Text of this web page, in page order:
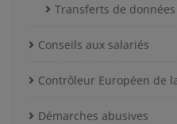
Transferts de
Conseils aux salariés
Contrôleur Européen de
Démarches abusives